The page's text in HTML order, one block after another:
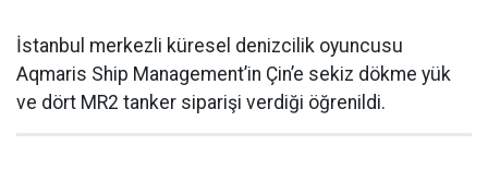
İstanbul merkezli küresel denizcilik oyuncusu
Aqmaris Ship Management’in Çin’e sekiz dökme yük
ve dört MR2 tanker siparişi verdiği öğrenildi.